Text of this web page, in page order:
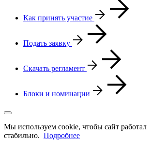
Как принять участие
Подать заявку
Скачать регламент
Блоки и номинации
Мы используем cookie, чтобы сайт работал
стабильно. Подробнее